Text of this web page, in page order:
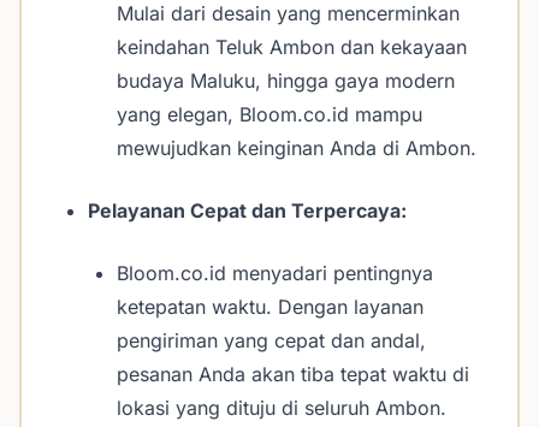
Mulai dari desain yang mencerminkan
keindahan Teluk Ambon dan kekayaan
budaya Maluku, hingga gaya modern
yang elegan, Bloom.co.id mampu
mewujudkan keinginan Anda di Ambon.
Pelayanan Cepat dan Terpercaya:
Bloom.co.id menyadari pentingnya
ketepatan waktu. Dengan layanan
pengiriman yang cepat dan andal,
pesanan Anda akan tiba tepat waktu di
lokasi yang dituju di seluruh Ambon.